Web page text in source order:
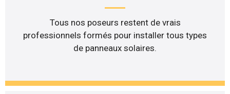
Tous nos poseurs restent de vrais
professionnels formés pour installer tous types
de panneaux solaires.